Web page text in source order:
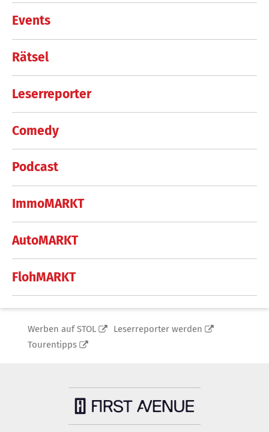
Events
Rätsel
Leserreporter
Comedy
Podcast
ImmoMARKT
AutoMARKT
FlohMARKT
Werben auf STOL
Leserreporter werden
Tourentipps